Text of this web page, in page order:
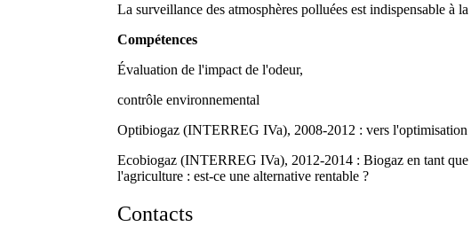
La surveillance des atmosphères polluées est indispensable à
Compétences
Évaluation de l'impact de l'odeur,
contrôle environnemental
Optibiogaz (INTERREG IVa), 2008-2012 : vers
Ecobiogaz (INTERREG IVa), 2012-2014 : Biogaz en tant que
l'agriculture : est-ce une alternative rentable ?
Contacts